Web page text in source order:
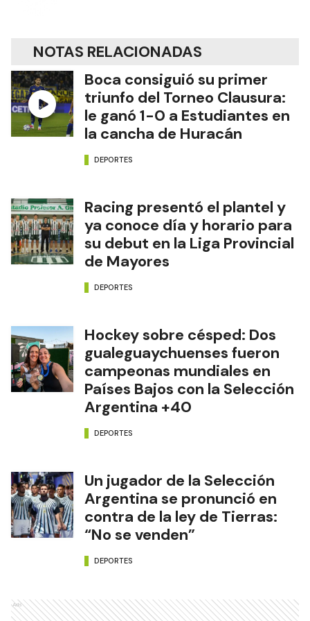
NOTAS RELACIONADAS
Boca consiguió su primer
triunfo del Torneo Clausura:
le ganó 1-0 a Estudiantes en
la cancha de Huracán
DEPORTES
Racing presentó el plantel y
ya conoce día y horario para
su debut en la Liga Provincial
de Mayores
DEPORTES
Hockey sobre césped: Dos
gualeguaychuenses fueron
campeonas mundiales en
Países Bajos con la Selección
Argentina +40
DEPORTES
Un jugador de la Selección
Argentina se pronunció en
contra de la ley de Tierras:
“No se venden”
DEPORTES
Ads